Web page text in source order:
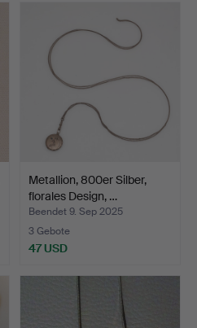
Metallion, 800er Silber,
florales Design, …
Beendet 9. Sep 2025
3 Gebote
47 USD